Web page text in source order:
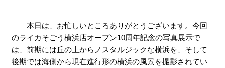
――本日は、お忙しいところありがとうございます。今回
のライカそごう横浜店オープン10周年記念の写真展示で
は、前期には丘の上からノスタルジックな横浜を、そして
後期では海側から現在進行形の横浜の風景を撮影されてい